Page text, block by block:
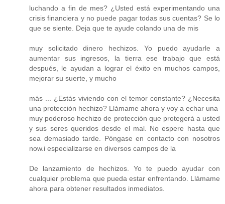
luchando a fin de mes? ¿Usted está experimentando una
crisis financiera y no puede pagar todas sus cuentas? Se lo
que se siente. Deja que te ayude colando una de mis
muy solicitado dinero hechizos. Yo puedo ayudarle a
aumentar sus ingresos, la tierra ese trabajo que está
después, le ayudan a lograr el éxito en muchos campos,
mejorar su suerte, y mucho
más ... ¿Estás viviendo con el temor constante? ¿Necesita
una protección hechizo? Llámame ahora y voy a echar una
muy poderoso hechizo de protección que protegerá a usted
y sus seres queridos desde el mal. No espere hasta que
sea demasiado tarde. Póngase en contacto con nosotros
now.i especializarse en diversos campos de la
De lanzamiento de hechizos. Yo te puedo ayudar con
cualquier problema que pueda estar enfrentando. Llámame
ahora para obtener resultados inmediatos.